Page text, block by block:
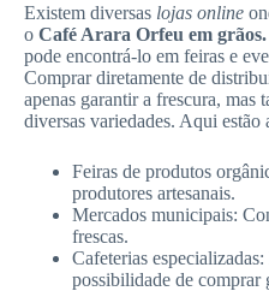
Existem diversas lojas online
o Café Arara Orfeu em grãos.
pode encontrá-lo em feiras e
Comprar diretamente de
apenas garantir a frescura, mas
diversas variedades. Aqui estão
Feiras de produtos
produtores artesanais.
Mercados municipais:
frescas.
Cafeterias
possibilidade de comprar